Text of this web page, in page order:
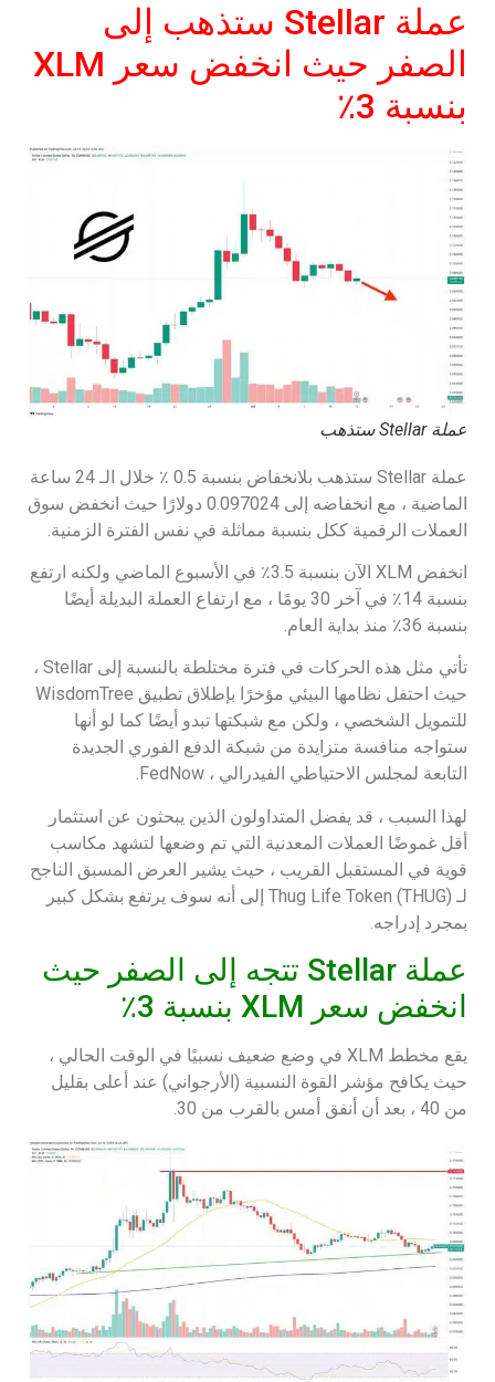
عملة Stellar ستذهب إلى
الصفر حيث انخفض سعر XLM
بنسبة 3٪
عملة Stellar ستذهب
عملة Stellar ستذهب بلانخفاض بنسبة 0.5 ٪ خلال الـ 24 ساعة
الماضية ، مع انخفاضه إلى 0.097024 دولارًا حيث انخفض سوق
العملات الرقمية ككل بنسبة مماثلة في نفس الفترة الزمنية.
انخفض XLM الآن بنسبة 3.5٪ في الأسبوع الماضي ولكنه ارتفع
بنسبة 14٪ في آخر 30 يومًا ، مع ارتفاع العملة البديلة أيضًا
بنسبة 36٪ منذ بداية العام.
تأتي مثل هذه الحركات في فترة مختلطة بالنسبة إلى Stellar ،
حيث احتفل نظامها البيئي مؤخرًا بإطلاق تطبيق WisdomTree
للتمويل الشخصي ، ولكن مع شبكتها تبدو أيضًا كما لو أنها
ستواجه منافسة متزايدة من شبكة الدفع الفوري الجديدة
التابعة لمجلس الاحتياطي الفيدرالي ، FedNow.
لهذا السبب ، قد يفضل المتداولون الذين يبحثون عن استثمار
أقل غموضًا العملات المعدنية التي تم وضعها لتشهد مكاسب
قوية في المستقبل القريب ، حيث يشير العرض المسبق الناجح
لـ Thug Life Token (THUG) إلى أنه سوف يرتفع بشكل كبير
بمجرد إدراجه.
عملة Stellar تتجه إلى الصفر حيث
انخفض سعر XLM بنسبة 3٪
يقع مخطط XLM في وضع ضعيف نسبيًا في الوقت الحالي ،
حيث يكافح مؤشر القوة النسبية (الأرجواني) عند أعلى بقليل
من 40 ، بعد أن أنفق أمس بالقرب من 30.